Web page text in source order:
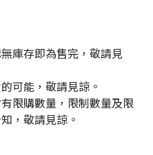
庫存即為售完，敬請見
可能，敬請見諒。
限購數量，限制數量及限
，敬請見諒。